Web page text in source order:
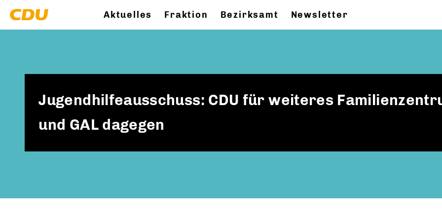
Aktuelles Fraktion Bezirksamt Newsletter
Jugendhilfeausschuss: CDU für weiteres
und GAL dagegen